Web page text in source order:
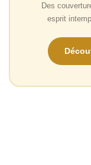
Des
esprit